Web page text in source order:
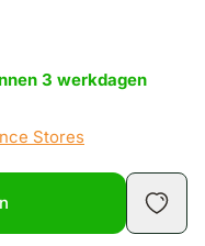
3 werkdagen
Stores